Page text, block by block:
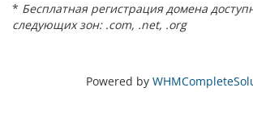
* Бесплатная регистрация домена
следующих зон: .com, .net, .org
Powered by